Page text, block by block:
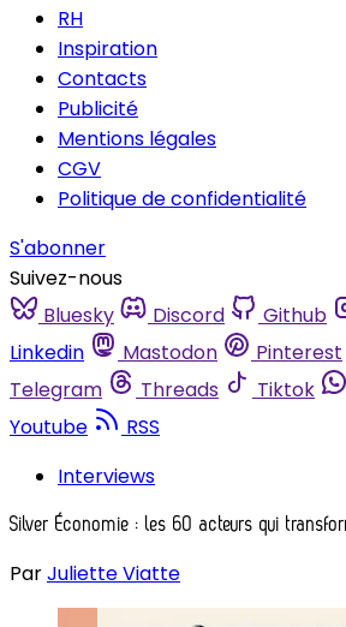
RH
Inspiration
Contacts
Publicité
Mentions légales
CGV
Politique de confidentialité
S'abonner
Suivez-nous
Bluesky
Discord Github
Linkedin
Mastodon Pinterest
Telegram
Threads Tiktok
Youtube
RSS
Interviews
Silver Économie : les 60 acteurs qui
ParJuliette Viatte